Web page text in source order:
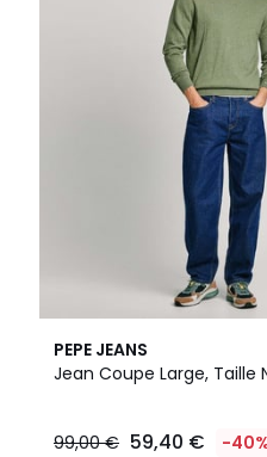
PEPE JEANS
Jean Coupe Large, Taille
99,00 € 59,40 € -
2
Couleurs